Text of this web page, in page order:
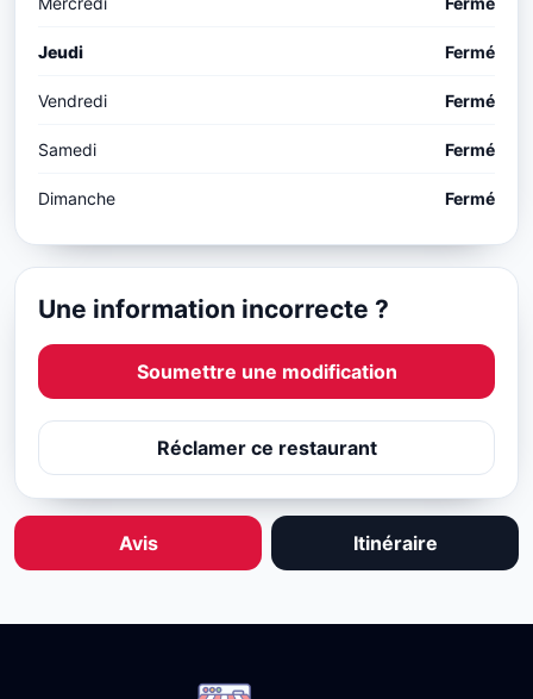
Jeudi Fermé
Vendredi Fermé
Samedi Fermé
Dimanche Fermé
Une information incorrecte ?
Soumettre une modification
Réclamer ce restaurant
Avis Itinéraire